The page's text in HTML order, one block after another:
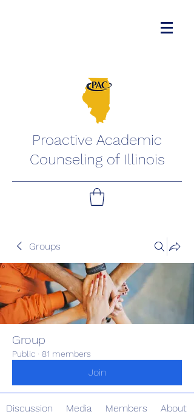
Proactive Academic
Counseling of Illinois
Groups
Group
Public · 81 members
Join
Discussion Media Members About